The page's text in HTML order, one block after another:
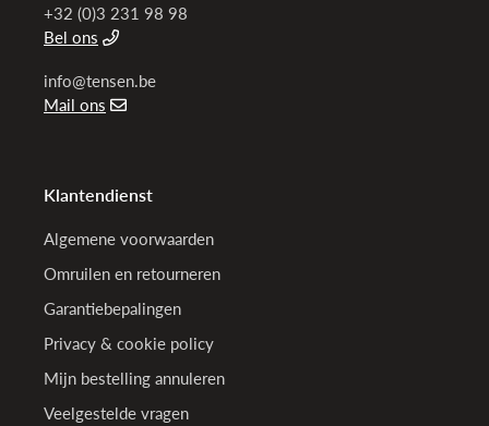
+32 (0)3 231 98 98
Bel ons
info@tensen.be
Mail ons
Klantendienst
Algemene voorwaarden
Omruilen en retourneren
Garantiebepalingen
Privacy & cookie policy
Mijn bestelling annuleren
Veelgestelde vragen